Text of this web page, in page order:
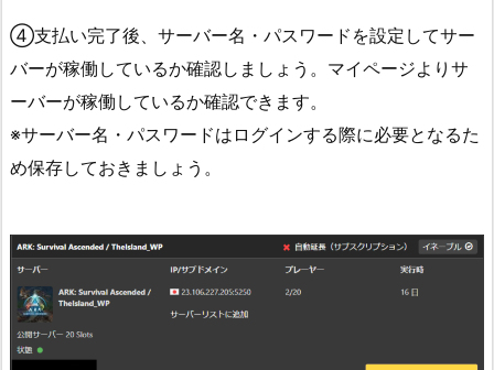
④支払い完了後、サーバー名・パスワードを設定してサー
バーが稼働しているか確認しましょう。マイページよりサ
ーバーが稼働しているか確認できます。
※サーバー名・パスワードはログインする際に必要となるた
め保存しておきましょう。